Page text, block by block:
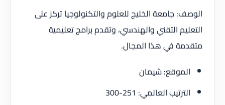
الوصف: جامعة الخليج للعلوم والتكنولوجيا تركز على
التعليم التقني والهندسي، وتقدم برامج تعليمية
متقدمة في هذا المجال.
الموقع: شيمان
الترتيب العالمي: 251-300